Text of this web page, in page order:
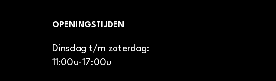
OPENINGSTIJDEN
Dinsdag t/m zaterdag:
11:00u-17:00u